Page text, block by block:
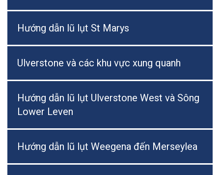
Hướng dẫn lũ lụt St Marys
Ulverstone và các khu vực xung quanh
Hướng dẫn lũ lụt Ulverstone West và Sông
Lower Leven
Hướng dẫn lũ lụt Weegena đến Merseylea